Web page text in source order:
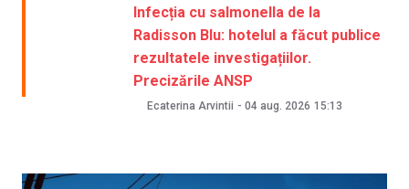
Infecția cu salmonella de la
Radisson Blu: hotelul a făcut publice
rezultatele investigațiilor.
Precizările ANSP
Ecaterina Arvintii - 04 aug. 2026 15:13